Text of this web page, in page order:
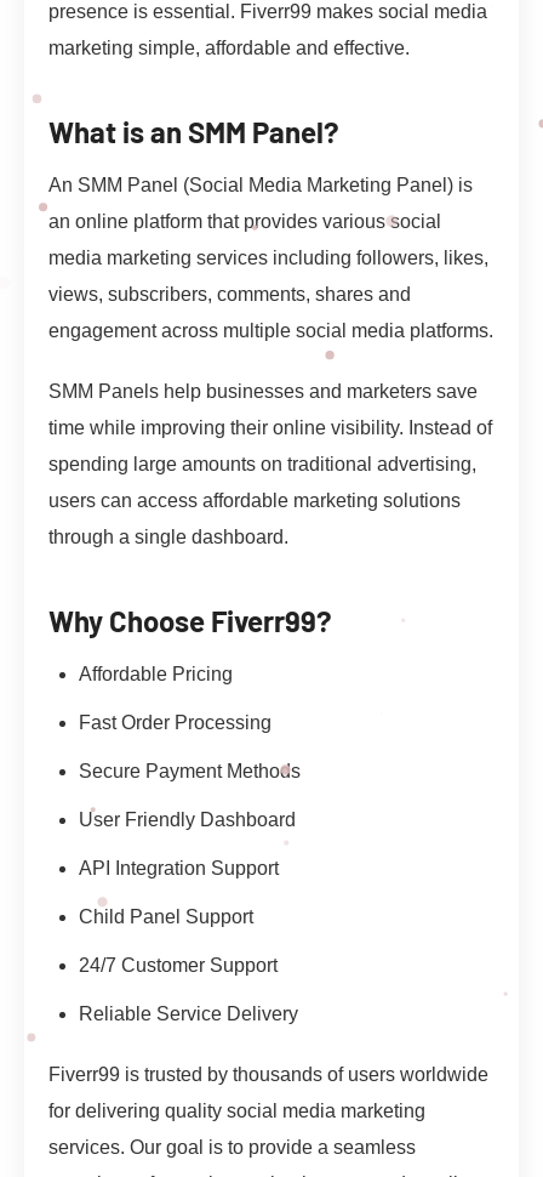
presence is essential. Fiverr99 makes social media
marketing simple, affordable and effective.
What is an SMM Panel?
An SMM Panel (Social Media Marketing Panel) is
an online platform that provides various social
media marketing services including followers, likes,
views, subscribers, comments, shares and
engagement across multiple social media platforms.
SMM Panels help businesses and marketers save
time while improving their online visibility. Instead of
spending large amounts on traditional advertising,
users can access affordable marketing solutions
through a single dashboard.
Why Choose Fiverr99?
Affordable Pricing
Fast Order Processing
Secure Payment Methods
User Friendly Dashboard
API Integration Support
Child Panel Support
24/7 Customer Support
Reliable Service Delivery
Fiverr99 is trusted by thousands of users worldwide
for delivering quality social media marketing
services. Our goal is to provide a seamless